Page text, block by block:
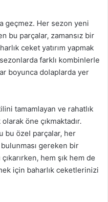
geçmez. Her sezon yeni
bu parçalar, zamansız bir
ceket yatırım yapmak
farklı kombinlerle
boyunca dolaplarda yer
tamamlayan ve rahatlık
öne çıkmaktadır.
bu özel parçalar, her
bulunması gereken bir
hem şık hem de
için baharlık ceketlerinizi